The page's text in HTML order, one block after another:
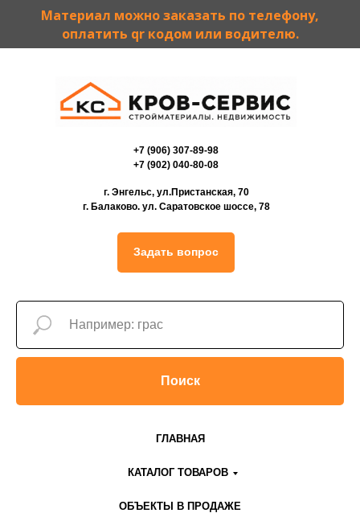
Материал можно заказать по телефону,
оплатить qr кодом или водителю.
+7 (906) 307-89-98
+7 (902) 040-80-08
г. Энгельс, ул.Пристанская, 70
г. Балаково. ул. Саратовское шоссе, 78
Задать вопрос
Поиск
ГЛАВНАЯ
КАТАЛОГ ТОВАРОВ
ОБЪЕКТЫ В ПРОДАЖЕ